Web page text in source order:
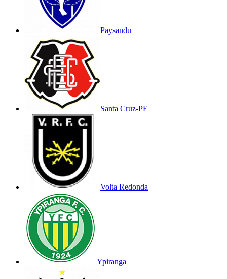
Paysandu
Santa Cruz-PE
Volta Redonda
Ypiranga